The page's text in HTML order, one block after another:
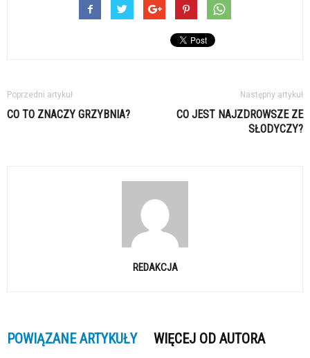
Poprzedni artykuł
CO TO ZNACZY GRZYBNIA?
Następny artykuł
CO JEST NAJZDROWSZE ZE
SŁODYCZY?
REDAKCJA
POWIĄZANE ARTYKUŁY WIĘCEJ OD AUTORA